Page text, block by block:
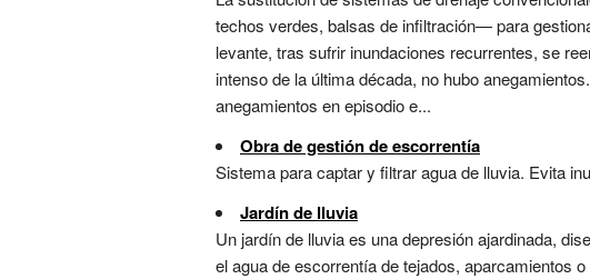
techos verdes, balsas de infiltración— para
levante, tras sufrir inundaciones recurrentes, se
intenso de la última década, no hubo
anegamientos en episodio e...
Obra de gestión de escorrentía
Sistema para captar y filtrar agua de lluvia. Evita
Jardín de lluvia
Un jardín de lluvia es una depresión ajardinada,
el agua de escorrentía de tejados, aparcamientos